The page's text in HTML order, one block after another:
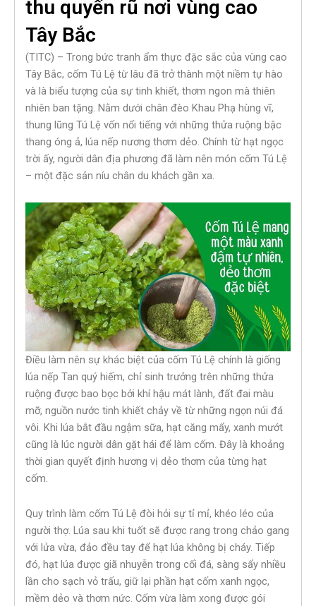
thu quyến rũ nơi vùng cao
Tây Bắc
(TITC) – Trong bức tranh ẩm thực đặc sắc của vùng cao
Tây Bắc, cốm Tú Lệ từ lâu đã trở thành một niềm tự hào
và là biểu tượng của sự tinh khiết, thơm ngon mà thiên
nhiên ban tặng. Nằm dưới chân đèo Khau Phạ hùng vĩ,
thung lũng Tú Lệ vốn nổi tiếng với những thửa ruộng bậc
thang óng ả, lúa nếp nương thơm dẻo. Chính từ hạt ngọc
trời ấy, người dân địa phương đã làm nên món cốm Tú Lệ
– một đặc sản níu chân du khách gần xa.
Điều làm nên sự khác biệt của cốm Tú Lệ chính là giống
lúa nếp Tan quý hiếm, chỉ sinh trưởng trên những thửa
ruộng được bao bọc bởi khí hậu mát lành, đất đai màu
mỡ, nguồn nước tinh khiết chảy về từ những ngọn núi đá
vôi. Khi lúa bắt đầu ngậm sữa, hạt căng mẩy, xanh mướt
cũng là lúc người dân gặt hái để làm cốm. Đây là khoảng
thời gian quyết định hương vị dẻo thơm của từng hạt
cốm.
Quy trình làm cốm Tú Lệ đòi hỏi sự tỉ mỉ, khéo léo của
người thợ. Lúa sau khi tuốt sẽ được rang trong chảo gang
với lửa vừa, đảo đều tay để hạt lúa không bị cháy. Tiếp
đó, hạt lúa được giã nhuyễn trong cối đá, sàng sẩy nhiều
lần cho sạch vỏ trấu, giữ lại phần hạt cốm xanh ngọc,
mềm dẻo và thơm nức. Cốm vừa làm xong được gói